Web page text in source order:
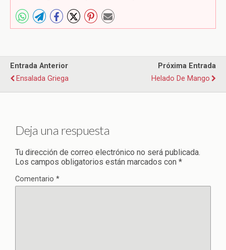
Entrada Anterior
Ensalada Griega
Próxima Entrada
Helado De Mango
Deja una respuesta
Tu dirección de correo electrónico no será publicada.
Los campos obligatorios están marcados con *
Comentario *